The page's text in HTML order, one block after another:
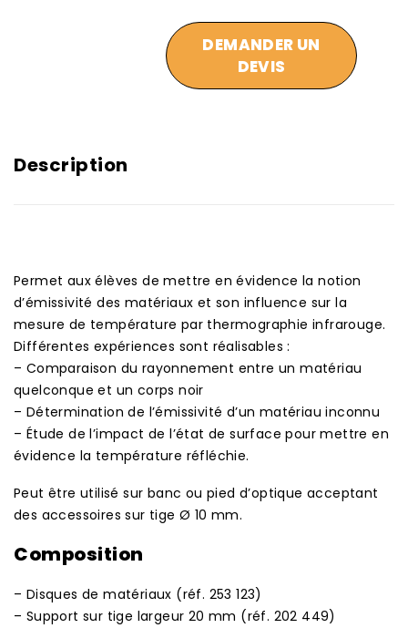
DEMANDER UN
DEVIS
Description
Permet aux élèves de mettre en évidence la notion
d’émissivité des matériaux et son influence sur la
mesure de température par thermographie infrarouge.
Différentes expériences sont réalisables :
– Comparaison du rayonnement entre un matériau
quelconque et un corps noir
– Détermination de l’émissivité d’un matériau inconnu
– Étude de l’impact de l’état de surface pour mettre en
évidence la température réfléchie.
Peut être utilisé sur banc ou pied d’optique acceptant
des accessoires sur tige Ø 10 mm.
Composition
– Disques de matériaux (réf. 253 123)
– Support sur tige largeur 20 mm (réf. 202 449)